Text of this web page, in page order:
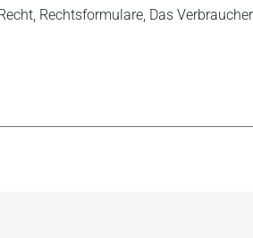
Rechtsformulare, Das